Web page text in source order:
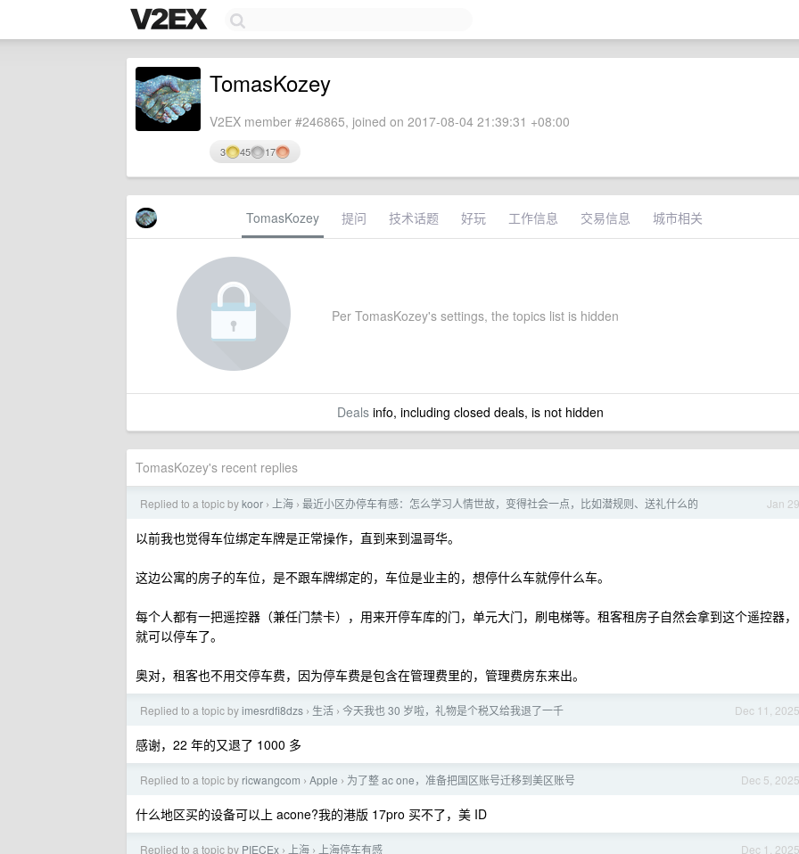
TomasKozey
V2EX member #246865, joined on 2017-08-04 21:39:31 +08:00
3 45 17
TomasKozey 提问 技术话题 好玩 工作信息 交易信息 城市相关
Per TomasKozey's settings, the topics list is hidden
Dealsinfo, including closed deals, is not hidden
TomasKozey's recent replies
Jan 29
Replied to a topic bykoor › 上海 › 最近小区办停车有感：怎么学习人情世故，变得社会一点，比如潜规则、送礼什么的
以前我也觉得车位绑定车牌是正常操作，直到来到温哥华。
这边公寓的房子的车位，是不跟车牌绑定的，车位是业主的，想停什么车就停什么车。
每个人都有一把遥控器（兼任门禁卡），用来开停车库的门，单元大门，刷电梯等。租客租房子自然会拿到这个遥控器，
就可以停车了。
奥对，租客也不用交停车费，因为停车费是包含在管理费里的，管理费房东来出。
Dec 11, 2025
Replied to a topic byimesrdfi8dzs › 生活 › 今天我也 30 岁啦，礼物是个税又给我退了一千
感谢，22 年的又退了 1000 多
Dec 5, 2025
Replied to a topic by ricwangcom › Apple › 为了整 ac one，准备把国区账号迁移到美区账号
什么地区买的设备可以上 acone?我的港版 17pro 买不了，美 ID
Dec 1, 2025
Replied to a topic by PIECEx › 上海 › 上海停车有感